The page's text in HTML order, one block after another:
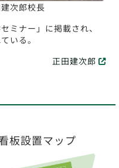
次郎校長
ミナー」に掲載され、
いる。
正田建次郎
板設置マップ